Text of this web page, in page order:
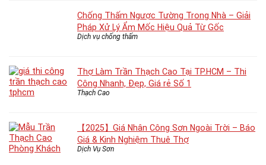
Chống Thấm Ngược Tường Trong Nhà – Giải
Pháp Xử Lý Ẩm Mốc Hiệu Quả Từ Gốc
Dịch vụ chống thấm
Thợ Làm Trần Thạch Cao Tại TP.HCM – Thi
Công Nhanh, Đẹp, Giá rẻ Số 1
Thạch Cao
【2025】Giá Nhân Công Sơn Ngoài Trời – Báo
Giá & Kinh Nghiệm Thuê Thợ
Dịch Vụ Sơn